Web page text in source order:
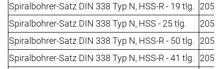
Spiralbohrer-Satz DIN 338 Typ N, HSS-R - 19 tlg.
Spiralbohrer-Satz DIN 338 Typ N, HSS - 25 tlg.
Spiralbohrer-Satz DIN 338 Typ N, HSS-R - 50 tlg.
Spiralbohrer-Satz DIN 338 Typ N, HSS-R - 41 tlg.